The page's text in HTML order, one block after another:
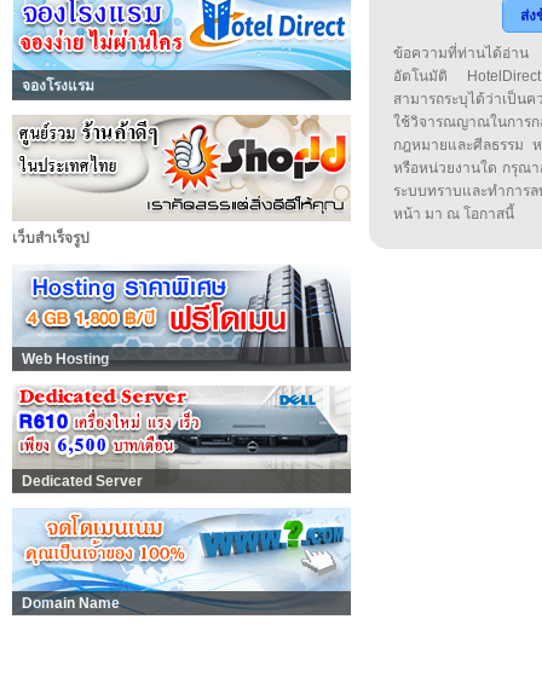
จองโรงแรม
เว็บสำเร็จรูป
Web Hosting
Dedicated Server
Domain Name
ส่ง
ข้อความที่ท่านได้อ่าน
อัตโนมัติ
สามารถระบุได้ว่าเป็น
ใช้วิจารณญาณในกา
กฎหมายและศีลธรรม
หรือหน่วยงานใด กรุณา
ระบบทราบและทำกา
หน้า มา ณ โอกาสนี้